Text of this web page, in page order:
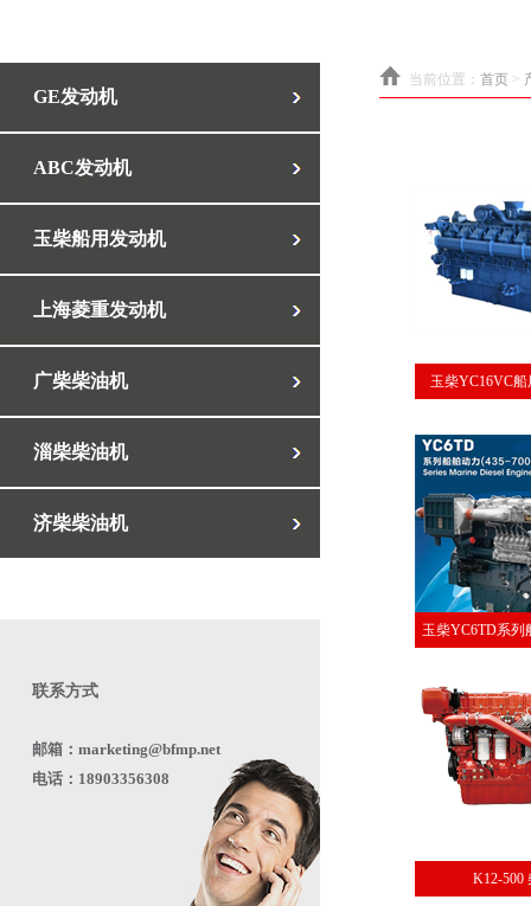
GE发动机
ABC发动机
玉柴船用发动机
上海菱重发动机
广柴柴油机
淄柴柴油机
济柴柴油机
联系方式
邮箱：marketing@bfmp.net
电话：18903356308
当前位置： 首页 >
玉柴YC16VC
玉柴YC6TD系列
K12-500